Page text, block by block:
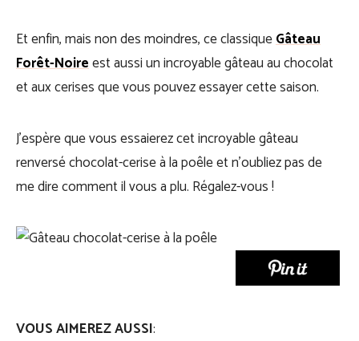
Et enfin, mais non des moindres, ce classiqueGâteau
Forêt-Noireest aussi un incroyable gâteau au chocolat
et aux cerises que vous pouvez essayer cette saison.
J’espère que vous essaierez cet incroyable gâteau
renversé chocolat-cerise à la poêle et n’oubliez pas de
me dire comment il vous a plu. Régalez-vous !
VOUS AIMEREZ AUSSI: